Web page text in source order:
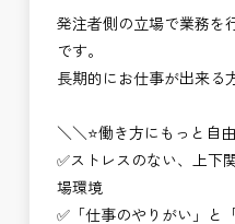
・道路許認可審査・適
・調査設計資料作成業
・施工体制調査員
※応募書類等の送付方
Ｅメールで送付
頂きたいと思います。
発注者側の立場で業務を
です。
長期的にお仕事が出来る
＼＼⭐働き方にもっと自
✅ストレスのない、上下
場環境
✅「仕事のやりがい」と